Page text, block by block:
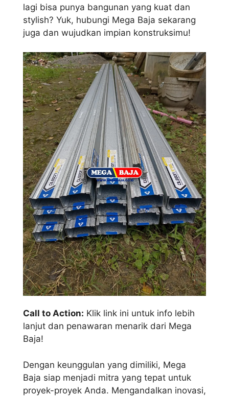
lagi bisa punya bangunan yang kuat dan
stylish? Yuk, hubungi Mega Baja sekarang
juga dan wujudkan impian konstruksimu!
Call to Action: Klik link ini untuk info lebih
lanjut dan penawaran menarik dari Mega
Baja!
Dengan keunggulan yang dimiliki, Mega
Baja siap menjadi mitra yang tepat untuk
proyek-proyek Anda. Mengandalkan inovasi,